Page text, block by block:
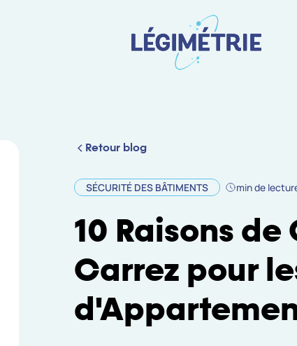
Retour blog
SÉCURITÉ DES BÂTIMENTS min de
10 Raisons
Carrez pour